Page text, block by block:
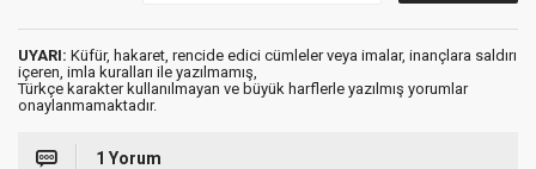
UYARI: Küfür, hakaret, rencide edici cümleler veya imalar, inançlara saldırı
içeren, imla kuralları ile yazılmamış,
Türkçe karakter kullanılmayan ve büyük harflerle yazılmış yorumlar
onaylanmamaktadır.
1 Yorum